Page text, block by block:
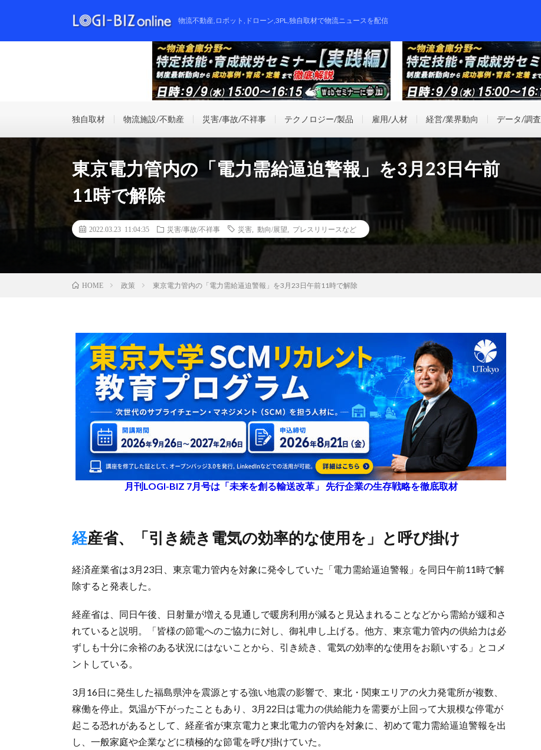
物流不動産,ロボット,ドローン,3PL,独自取材で物流ニュースを配信
独自取材 物流施設/不動産 災害/事故/不祥事 テクノロジー/製品 雇用/人材 経営/業界動向 データ/調査
東京電力管内の「電力需給逼迫警報」を3月23日午前
11時で解除
2022.03.23 11:04:35 災害/事故/不祥事 災害 動向/展望 プレスリリースなど
HOME 政策 東京電力管内の「電力需給逼迫警報」を3月23日午前11時で解除
月刊LOGI-BIZ 7月号は「未来を創る輸送改革」 先行企業の生存戦略を徹底取材
経産省、「引き続き電気の効率的な使用を」と呼び掛け
経済産業省は3月23日、東京電力管内を対象に発令していた「電力需給逼迫警報」を同日午前11時で解
除すると発表した。
経産省は、同日午後、日射量が増える見通しで暖房利用が減ると見込まれることなどから需給が緩和さ
れていると説明。「皆様の節電へのご協力に対し、御礼申し上げる。他方、東京電力管内の供給力は必
ずしも十分に余裕のある状況にはないことから、引き続き、電気の効率的な使用をお願いする」とコメ
ントしている。
3月16日に発生した福島県沖を震源とする強い地震の影響で、東北・関東エリアの火力発電所が複数、
稼働を停止。気温が下がったこともあり、3月22日は電力の供給能力を需要が上回って大規模な停電が
起こる恐れがあるとして、経産省が東京電力と東北電力の管内を対象に、初めて電力需給逼迫警報を出
し、一般家庭や企業などに積極的な節電を呼び掛けていた。